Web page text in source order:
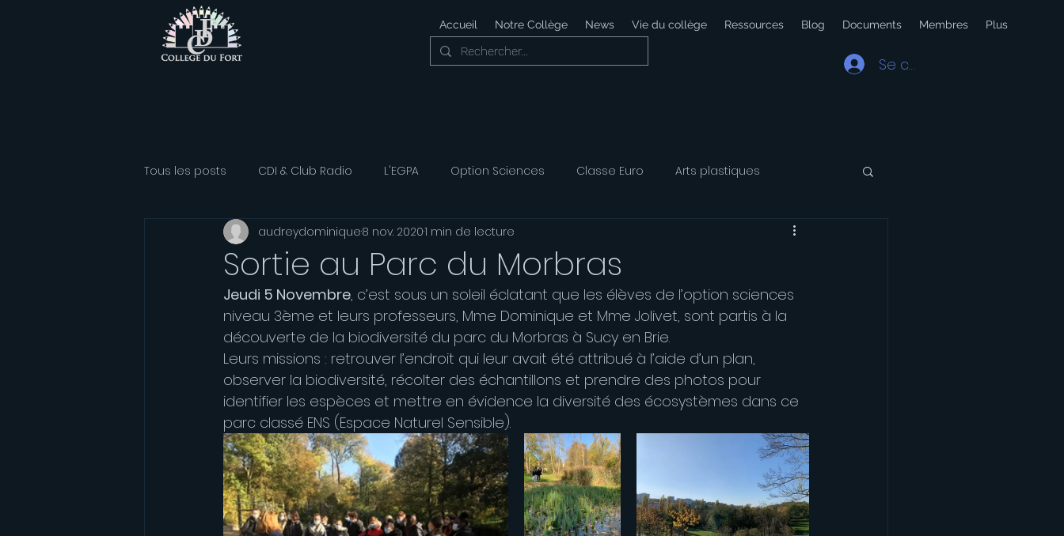
Accueil Notre Collège News Vie du collège Ressources Blog Documents Membres Plus
Se connecter
Tous les posts CDI & Club Radio L'EGPA Option Sciences Classe Euro Arts plastiques
Classe Athlétisme Option Développement Durable Voyage
Association sportive Français Option Musique Option Théatre
Sortie au Parc du Morbras
audreydominique8 nov. 20201 min de lecture
Jeudi 5 Novembre, c’est sous un soleil éclatant que les élèves de l’option sciences
niveau 3ème et leurs professeurs, Mme Dominique et Mme Jolivet, sont partis à la
découverte de la biodiversité du parc du Morbras à Sucy en Brie.
Leurs missions : retrouver l’endroit qui leur avait été attribué à l’aide d’un plan,
observer la biodiversité, récolter des échantillons et prendre des photos pour
identifier les espèces et mettre en évidence la diversité des écosystèmes dans ce
parc classé ENS (Espace Naturel Sensible).